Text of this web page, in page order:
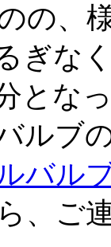
の、
ぎな
とな
ルブ
バル
、ご